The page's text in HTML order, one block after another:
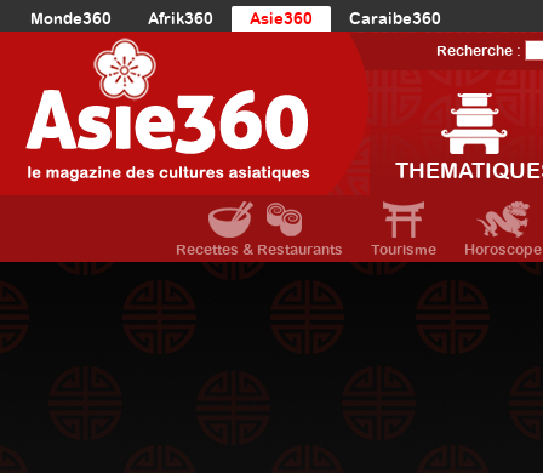
Monde360 Afrik360 Asie360
Caraibe360
Europe360
AmériqueDuNord360
Océanie360
Recherche :
Recettes & Restaurants Tourisme Horoscope